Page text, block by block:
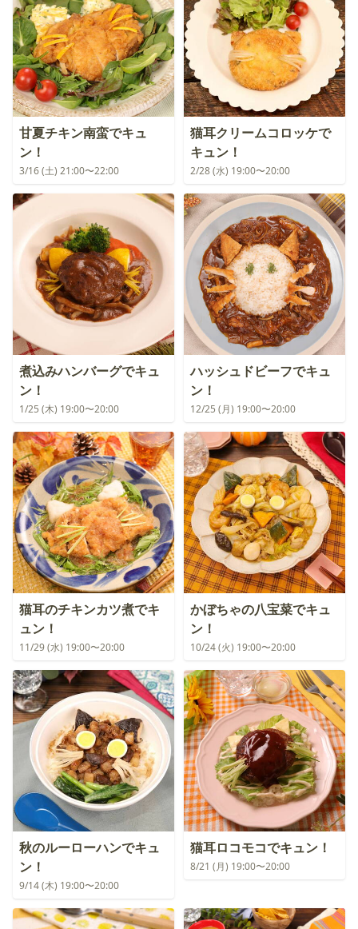
甘夏チキン南蛮でキュ
ン！
3/16 (土) 21:00〜22:00
猫耳クリームコロッケで
キュン！
2/28 (水) 19:00〜20:00
煮込みハンバーグでキュ
ン！
1/25 (木) 19:00〜20:00
ハッシュドビーフでキュ
ン！
12/25 (月) 19:00〜20:00
猫耳のチキンカツ煮でキ
ュン！
11/29 (水) 19:00〜20:00
かぼちゃの八宝菜でキュ
ン！
10/24 (火) 19:00〜20:00
秋のルーローハンでキュ
ン！
9/14 (木) 19:00〜20:00
猫耳ロコモコでキュン！
8/21 (月) 19:00〜20:00